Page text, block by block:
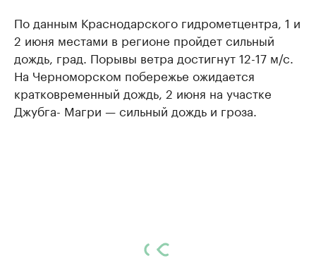
По данным Краснодарского гидрометцентра, 1 и
2 июня местами в регионе пройдет сильный
дождь, град. Порывы ветра достигнут 12-17 м/с.
На Черноморском побережье ожидается
кратковременный дождь, 2 июня на участке
Джубга- Магри — сильный дождь и гроза.